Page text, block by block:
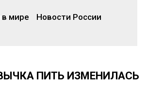
в мире Новости России
ПИТЬ ИЗМЕНИЛАСЬ